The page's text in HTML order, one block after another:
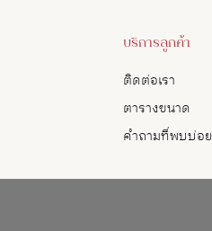
บริการลูกค้า
ติดต่อเรา
ตารางขนาด
คำถามที่พบบ่อย